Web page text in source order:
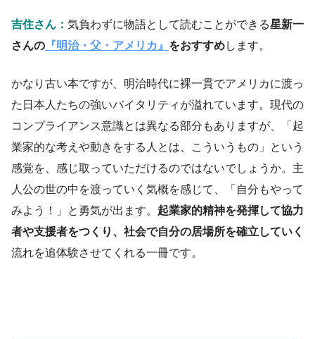
吉住さん： 気負わずに物語として読むことができる星新一
さんの 『明治・父・アメリカ』 をおすすめします。
かなり古い本ですが、明治時代に裸一貫でアメリカに渡っ
た日本人たちの強いバイタリティが溢れています。現代の
コンプライアンス意識とは異なる部分もありますが、「起
業家的な考えや動きをする人とは、こういうもの」という
感覚を、 感じ取っていただけるのではないでしょうか。主
人公の世の中を渡っていく気概を感じて、「自分もやって
みよう！」と勇気が出ます。 起業家的精神を発揮して協力
者や支援者をつくり、社会で自分の居場所を確立していく
流れを追体験させてくれる一冊です。